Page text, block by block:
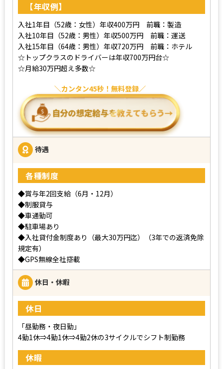
【年収例】
入社1年目（52歳：女性）年収400万円 前職：製造
入社10年目（52歳：男性）年収500万円 前職：運送
入社15年目（64歳：男性）年収720万円 前職：ホテル
☆トップクラスのドライバーは年収700万円台☆
☆月給30万円超え多数☆
カンタン45秒！無料登録
待遇
各種制度
◆賞与年2回支給（6月・12月）
◆制服貸与
◆車通勤可
◆駐車場あり
◆入社貸付金制度あり（最大30万円迄）（3年での返済免除
規定有）
◆GPS無線全社搭載
休日・休暇
休日
「昼勤務・夜日勤」
4勤1休⇒4勤1休⇒4勤2休の3サイクルでシフト制勤務
休暇